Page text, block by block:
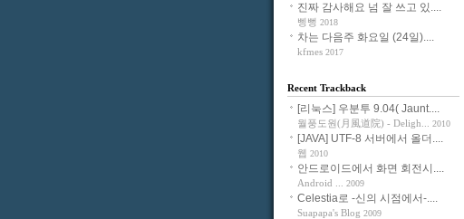
진짜 감사해요 넘 잘 쓰고 있....
삥뻥 2018
차는 다음주 화요일 (24일)....
kfmes 2017
Recent Trackback
[리눅스] 우분투 9.04( Jaunt....
월풍도원(月風道院) - Deligh... 2010
[JAVA] UTF-8 서버에서 올더....
웹 2010
안드로이드에서 화면 회전시....
Android ... 2009
Celestia로 -신의 시점에서-....
Suapapa's Blog 2009